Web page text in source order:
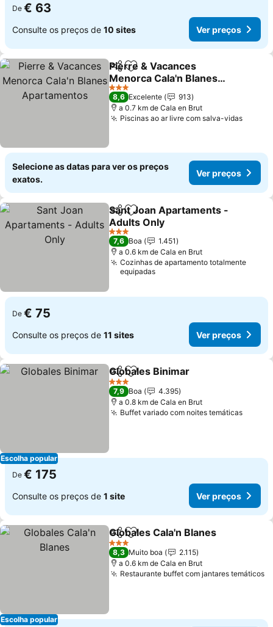
De € 63
Consulte os preços de 10 sites Ver preços
PartilharAdicionar aos favoritos
Pierre & Vacances
Menorca Cala'n Blanes
Apartamentos
3 Estrelas
8,6 Excelente
913
a 0.7 km de Cala en Brut
Piscinas ao ar livre com salva-vidas
Selecione as datas para ver os preços
exatos.
Ver preços
PartilharAdicionar aos favoritos
Sant Joan Apartaments -
Adults Only
3 Estrelas
7,6 Boa
1.451
a 0.6 km de Cala en Brut
Cozinhas de apartamento totalmente
equipadas
De € 75
Consulte os preços de 11 sites Ver preços
Escolha popular
PartilharAdicionar aos favoritos
Globales Binimar
3 Estrelas
7,9 Boa
4.395
a 0.8 km de Cala en Brut
Buffet variado com noites temáticas
De € 175
Consulte os preços de 1 site Ver preços
Escolha popular
PartilharAdicionar aos favoritos
Globales Cala'n Blanes
3 Estrelas
8,3 Muito boa
2.115
a 0.6 km de Cala en Brut
Restaurante buffet com jantares temáticos